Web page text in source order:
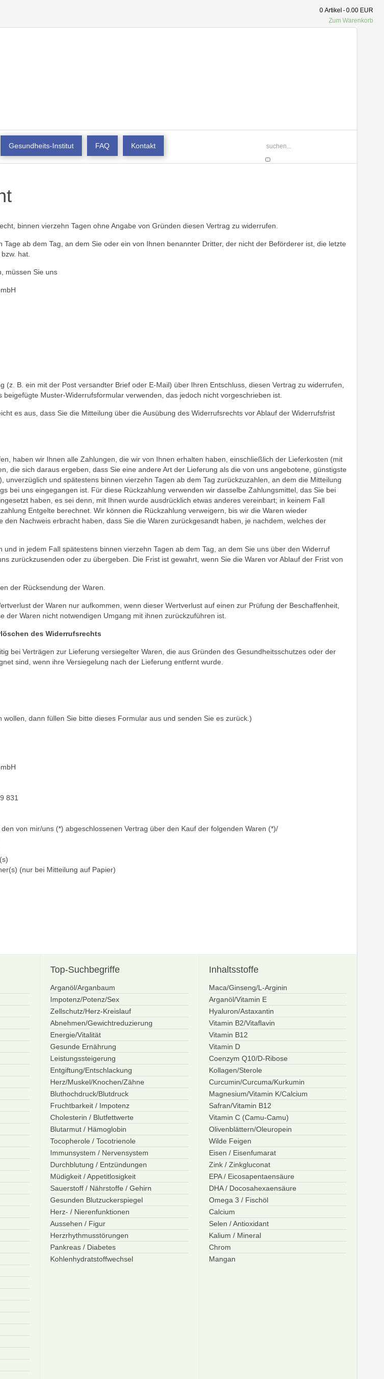
0 Artikel -0.00 EUR
Zum Warenkorb
Gesundheits-Institut FAQ Kontakt
binnen vierzehn Tagen ohne Angabe von Gründen diesen Vertrag zu widerrufen.
Tage ab dem Tag, an dem Sie oder ein von Ihnen benannter Dritter, der nicht der Beförderer ist, die letzte
hat.
müssen Sie uns
(z. B. ein mit der Post versandter Brief oder E-Mail) über Ihren Entschluss, diesen Vertrag zu widerrufen,
Muster-Widerrufsformular verwenden, das jedoch nicht vorgeschrieben ist.
es aus, dass Sie die Mitteilung über die Ausübung des Widerrufsrechts vor Ablauf der Widerrufsfrist
haben wir Ihnen alle Zahlungen, die wir von Ihnen erhalten haben, einschließlich der Lieferkosten (mit
die sich daraus ergeben, dass Sie eine andere Art der Lieferung als die von uns angebotene, günstigste
unverzüglich und spätestens binnen vierzehn Tagen ab dem Tag zurückzuzahlen, an dem die Mitteilung
bei uns eingegangen ist. Für diese Rückzahlung verwenden wir dasselbe Zahlungsmittel, das Sie bei
haben, es sei denn, mit Ihnen wurde ausdrücklich etwas anderes vereinbart; in keinem Fall
Entgelte berechnet. Wir können die Rückzahlung verweigern, bis wir die Waren wieder
den Nachweis erbracht haben, dass Sie die Waren zurückgesandt haben, je nachdem, welches der
und in jedem Fall spätestens binnen vierzehn Tagen ab dem Tag, an dem Sie uns über den Widerruf
zurückzusenden oder zu übergeben. Die Frist ist gewahrt, wenn Sie die Waren vor Ablauf der Frist von
der Rücksendung der Waren.
der Waren nur aufkommen, wenn dieser Wertverlust auf einen zur Prüfung der Beschaffenheit,
der Waren nicht notwendigen Umgang mit ihnen zurückzuführen ist.
des Widerrufsrechts
bei Verträgen zur Lieferung versiegelter Waren, die aus Gründen des Gesundheitsschutzes oder der
sind, wenn ihre Versiegelung nach der Lieferung entfernt wurde.
wollen, dann füllen Sie bitte dieses Formular aus und senden Sie es zurück.)
831
von mir/uns (*) abgeschlossenen Vertrag über den Kauf der folgenden Waren (*)/
(nur bei Mitteilung auf Papier)
Top-Suchbegriffe
Arganöl/Arganbaum
Impotenz/Potenz/Sex
Zellschutz/Herz-Kreislauf
Abnehmen/Gewichtreduzierung
Energie/Vitalität
Gesunde Ernährung
Leistungssteigerung
Entgiftung/Entschlackung
Herz/Muskel/Knochen/Zähne
Bluthochdruck/Blutdruck
Fruchtbarkeit / Impotenz
Cholesterin / Blutfettwerte
Blutarmut / Hämoglobin
Tocopherole / Tocotrienole
Immunsystem / Nervensystem
Durchblutung / Entzündungen
Müdigkeit / Appetitlosigkeit
Sauerstoff / Nährstoffe / Gehirn
Gesunden Blutzuckerspiegel
Herz- / Nierenfunktionen
Aussehen / Figur
Herzrhythmusstörungen
Pankreas / Diabetes
Kohlenhydratstoffwechsel
Inhaltsstoffe
Maca/Ginseng/L-Arginin
Arganöl/Vitamin E
Hyaluron/Astaxantin
Vitamin B2/Vitaflavin
Vitamin B12
Vitamin D
Coenzym Q10/D-Ribose
Kollagen/Sterole
Curcumin/Curcuma/Kurkumin
Magnesium/Vitamin K/Calcium
Safran/Vitamin B12
Vitamin C (Camu-Camu)
Olivenblättern/Oleuropein
Wilde Feigen
Eisen / Eisenfumarat
Zink / Zinkgluconat
EPA / Eicosapentaensäure
DHA / Docosahexaensäure
Omega 3 / Fischöl
Calcium
Selen / Antioxidant
Kalium / Mineral
Chrom
Mangan